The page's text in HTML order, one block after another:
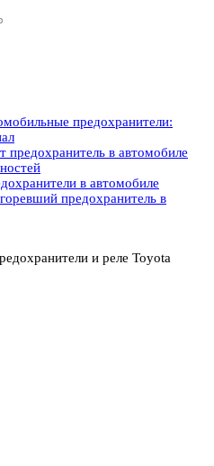
предохранители:
предохранитель в автомобиле
в автомобиле
предохранитель в
и реле Toyota